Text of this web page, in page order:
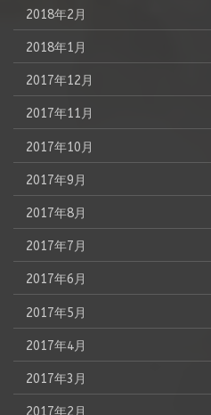
2018年2月
2018年1月
2017年12月
2017年11月
2017年10月
2017年9月
2017年8月
2017年7月
2017年6月
2017年5月
2017年4月
2017年3月